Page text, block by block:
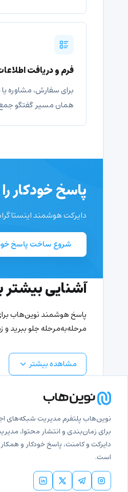
فرم و دریافت
برای سفارش، مشاوره
همان مسیر گفتگو
پاسخ خودکار
دایرکت هوشمند
شروع ساخت پاسخ
آشنایی
پاسخ هوشمند نوین‌هاب
مرحله‌به‌مرحله جلو ببرید و
مشاهده بیشتر
نوین‌هاب پلتفرم مدیریت شبکه‌های
برای زمان‌بندی و انتشار محتوا،
دایرکت و کامنت، پاسخ خودکار و
است.